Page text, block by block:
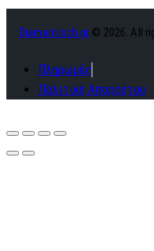
Diamantisch.gr © 2026. All
Πληρωμές
Πολιτική Απορρήτου